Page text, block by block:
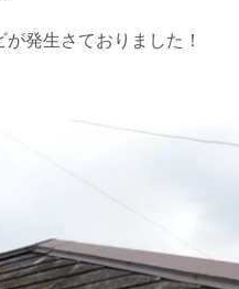
発生さておりました！